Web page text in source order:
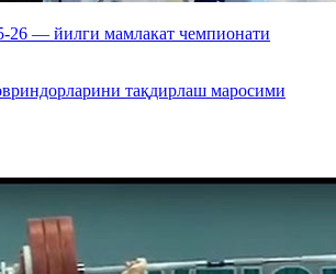
26 — йилги мамлакат чемпионати
тақдирлаш маросими